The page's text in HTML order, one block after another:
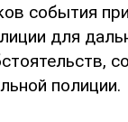
события
для
полиции.